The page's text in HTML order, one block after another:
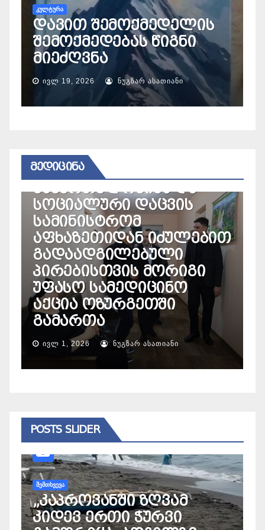
ᲙᲣᲚᲢᲣᲠᲐ
დავით შემოქმედელის
შემოქმედებას წიგნი
მიეძღვნა
ᲘᲕᲚ 19, 2026 ᲜᲣᲒᲖᲐᲠ ᲐᲡᲐᲗᲘᲐᲜᲘ
ᲛᲔᲓᲘᲪᲘᲜᲐ
ავტონომიური
რესპუბლიკის
ჯანმრთელობისა და
სოციალური დაცვის
სამინისტრომ
აფხაზეთიდან იძულებით
გადაადგილებული
პირებისთვის მორიგი
უფასო სამედიცინო
აქცია ოზურგეთში
გამართა
ᲘᲕᲚ 1, 2026 ᲜᲣᲒᲖᲐᲠ ᲐᲡᲐᲗᲘᲐᲜᲘ
POSTS SLIDER
ᲨᲔᲛᲗᲮᲕᲔᲕᲐ
„კაპროვანში ზღვამ
კიდევ ერთი ჭურვი